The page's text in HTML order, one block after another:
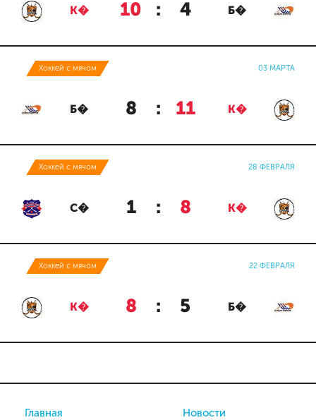
К� 10 : 4 Б�
Хоккей с мячом 03 МАРТА
Б� 8 : 11 К�
Хоккей с мячом 28 ФЕВРАЛЯ
С� 1 : 8 К�
Хоккей с мячом 22 ФЕВРАЛЯ
К� 8 : 5 Б�
Главная Новости